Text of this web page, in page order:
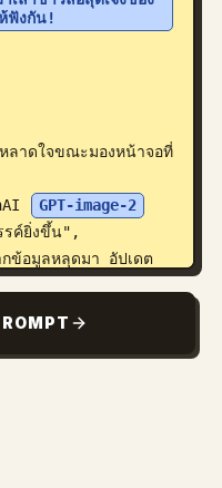
ฟังกัน!
GPT-image-2
ค์ยิ่งขึ้น",